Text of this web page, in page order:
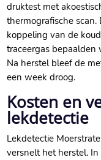
druktest met
thermografische scan.​
koppeling van de
traceergas
Na herstel bleef de
een week droog.​
Kosten en
lekdetectie
Lekdetectie
versnelt het herstel.​